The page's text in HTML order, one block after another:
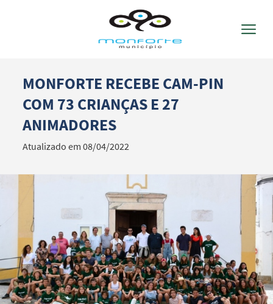
Termo de Pesquisa
Filtros
MONFORTE RECEBE CAM-PIN
COM 73 CRIANÇAS E 27
ANIMADORES
Atualizado em 08/04/2022